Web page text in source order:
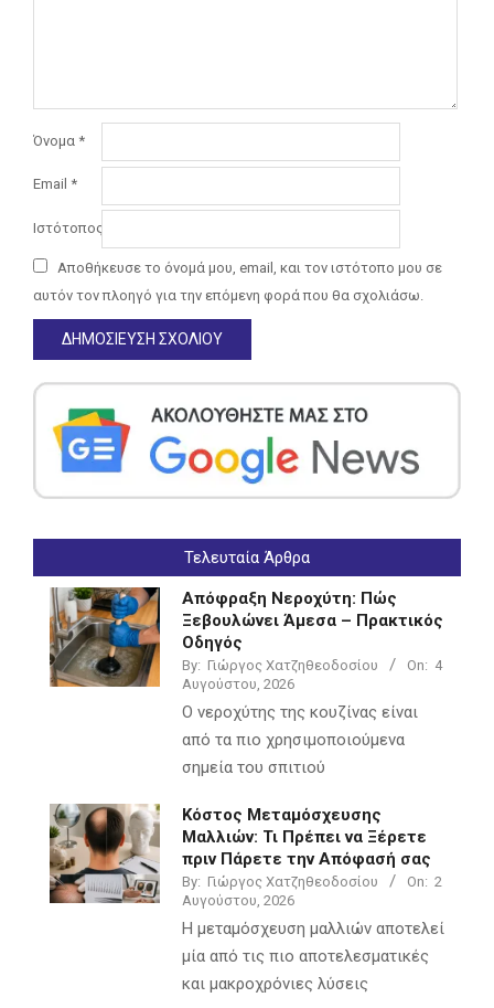
Όνομα *
Email *
Ιστότοπος
Αποθήκευσε το όνομά μου, email, και τον ιστότοπο μου σε
αυτόν τον πλοηγό για την επόμενη φορά που θα σχολιάσω.
Τελευταία Άρθρα
Απόφραξη Νεροχύτη: Πώς
Ξεβουλώνει Άμεσα – Πρακτικός
Οδηγός
By: Γιώργος Χατζηθεοδοσίου On: 4
Αυγούστου, 2026
Ο νεροχύτης της κουζίνας είναι
από τα πιο χρησιμοποιούμενα
σημεία του σπιτιού
Κόστος Μεταμόσχευσης
Μαλλιών: Τι Πρέπει να Ξέρετε
πριν Πάρετε την Απόφασή σας
By: Γιώργος Χατζηθεοδοσίου On: 2
Αυγούστου, 2026
Η μεταμόσχευση μαλλιών αποτελεί
μία από τις πιο αποτελεσματικές
και μακροχρόνιες λύσεις